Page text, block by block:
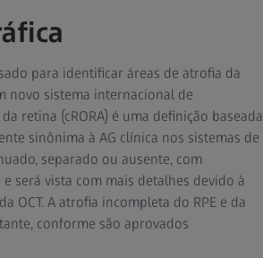
para identificar áreas de atrofia da
novo sistema internacional de
retina (cRORA) é uma definição baseada
sinônima à AG clínica nos sistemas de
separado ou ausente, com
será vista com mais detalhes devido à
OCT. A atrofia incompleta do RPE e da
conforme são aprovados